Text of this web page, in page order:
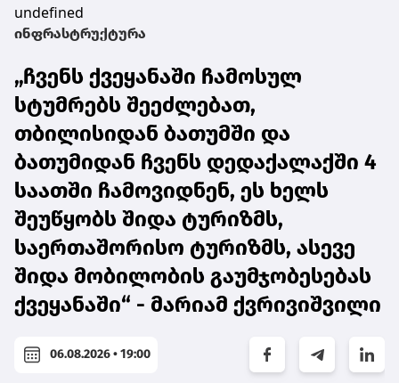
undefined
ინფრასტრუქტურა
„ჩვენს ქვეყანაში ჩამოსულ
სტუმრებს შეეძლებათ,
თბილისიდან ბათუმში და
ბათუმიდან ჩვენს დედაქალაქში 4
საათში ჩამოვიდნენ, ეს ხელს
შეუწყობს შიდა ტურიზმს,
საერთაშორისო ტურიზმს, ასევე
შიდა მობილობის გაუმჯობესებას
ქვეყანაში“ - მარიამ ქვრივიშვილი
06.08.2026 • 19:00